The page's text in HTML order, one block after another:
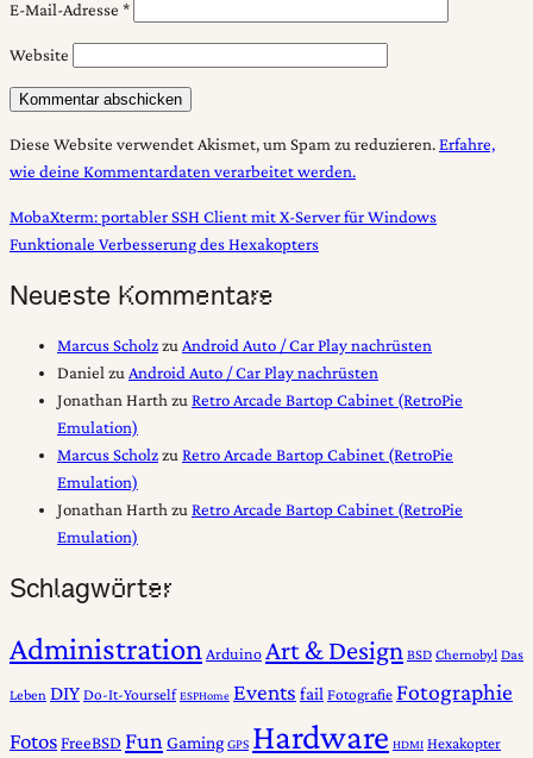
E-Mail-Adresse *
Website
Diese Website verwendet Akismet, um Spam zu reduzieren.Erfahre,
wie deine Kommentardaten verarbeitet werden.
Beitragsnavigation
MobaXterm: portabler SSH Client mit X-Server für Windows
Funktionale Verbesserung des Hexakopters
Neueste Kommentare
Marcus ScholzzuAndroid Auto / Car Play nachrüsten
DanielzuAndroid Auto / Car Play nachrüsten
Jonathan HarthzuRetro Arcade Bartop Cabinet (RetroPie
Emulation)
Marcus ScholzzuRetro Arcade Bartop Cabinet (RetroPie
Emulation)
Jonathan HarthzuRetro Arcade Bartop Cabinet (RetroPie
Emulation)
Schlagwörter
AdministrationArduinoArt & Design BSD Chernobyl Das
Leben DIY Do-It-Yourself ESPHome Events fail Fotografie Fotographie
FotosFreeBSD Fun Gaming GPS Hardware HDMI Hexakopter